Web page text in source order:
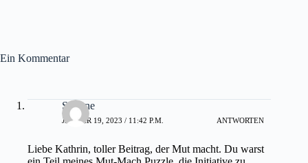
Ein Kommentar
Simone
JANUAR 19, 2023 / 11:42 P.M. ANTWORTEN
Liebe Kathrin, toller Beitrag, der Mut macht. Du warst